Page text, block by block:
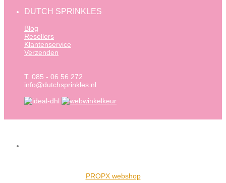
DUTCH SPRINKLES
Blog
Resellers
Klantenservice
Verzenden
T. 085 - 06 56 272
info@dutchsprinkles.nl
PROPX webshop